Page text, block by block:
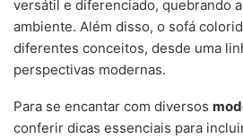
versátil e diferenciado, quebrando
ambiente. Além disso, o sofá
diferentes conceitos, desde uma
perspectivas modernas.
Para se encantar com diversos
conferir dicas essenciais para